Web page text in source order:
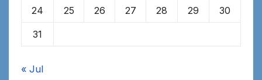
24 25 26 27 28 29 30
31
« Jul